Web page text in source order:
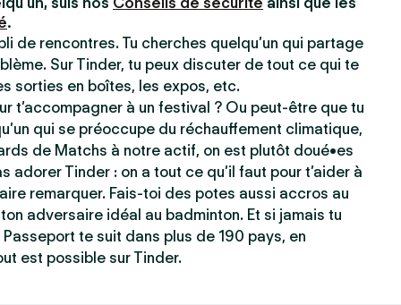
.
de rencontres. Tu cherches quelqu’un qui partage
Sur Tinder, tu peux discuter de tout ce qui te
sorties en boîtes, les expos, etc.
t’accompagner à un festival ? Ou peut-être que tu
qui se préoccupe du réchauffement climatique,
de Matchs à notre actif, on est plutôt doué•es
adorer Tinder : on a tout ce qu’il faut pour t’aider à
remarquer. Fais-toi des potes aussi accros au
adversaire idéal au badminton. Et si jamais tu
te suit dans plus de 190 pays, en
est possible sur Tinder.